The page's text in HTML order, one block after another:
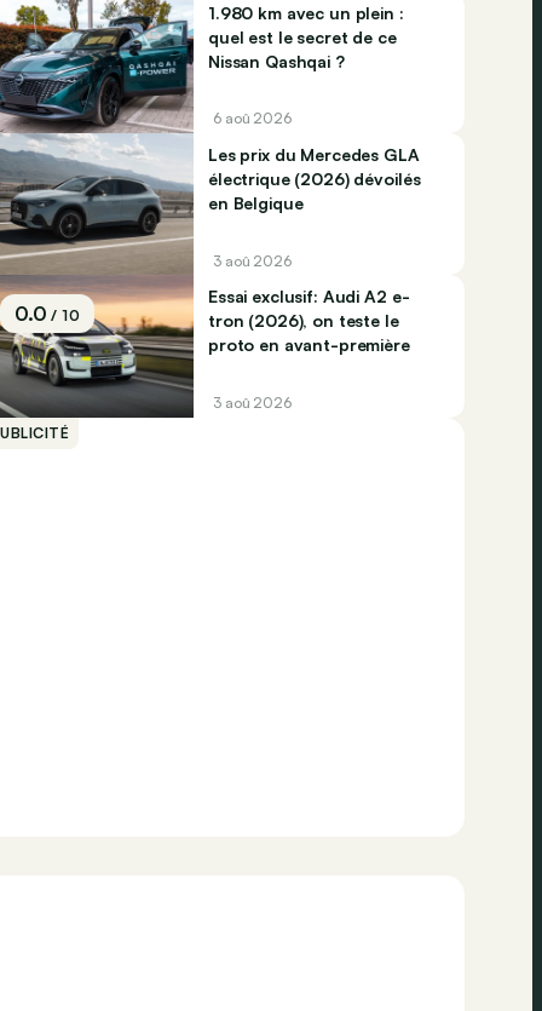
1.980 km avec un plein :
quel est le secret de ce
Nissan Qashqai ?
6 aoû 2026
Les prix du Mercedes GLA
électrique (2026) dévoilés
en Belgique
3 aoû 2026
0.0/ 10
Essai exclusif: Audi A2 e-
tron (2026), on teste le
proto en avant-première
3 aoû 2026